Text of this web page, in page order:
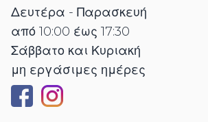
Δευτέρα - Παρασκευή
από 10:00 έως 17:30
Σάββατο και Κυριακή
μη εργάσιμες ημέρες